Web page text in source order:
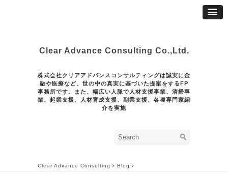
Clear Advance Consulting Co.,Ltd.
株式会社クリアアドバンスコンサルティングは誠実に金
融や医療など、世の中の真実に基づいた提案をするFP
事務所です。また、幅広い人脈で人材支援事業、清掃事
業、起業支援、人材育成支援、副業支援、各種専門家紹
介を実施
Clear Advance Consulting Blog